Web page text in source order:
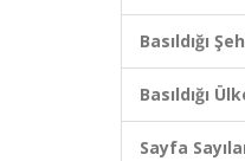
Basıldığı
Basıldığı
Sayfa